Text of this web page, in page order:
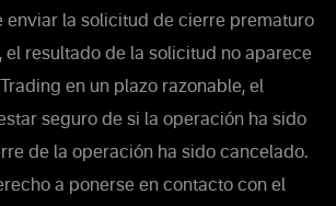
enviar la solicitud de cierre prematuro
el resultado de la solicitud no aparece
en un plazo razonable, el
seguro de si la operación ha sido
de la operación ha sido cancelado.
a ponerse en contacto con el